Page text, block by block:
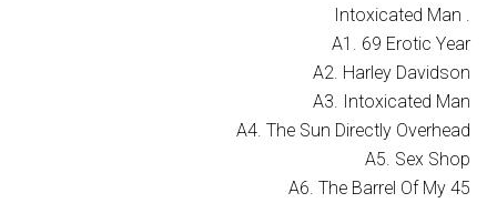
. Intoxicated Man
A1. 69 Erotic Year
A2. Harley Davidson
A3. Intoxicated Man
A4. The Sun Directly Overhead
A5. Sex Shop
A6. The Barrel Of My 45